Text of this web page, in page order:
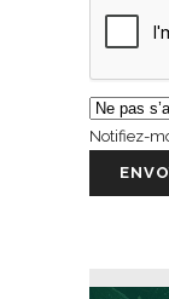
Notifiez-